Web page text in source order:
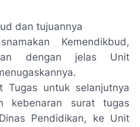
dan tujuannya
Kemendikbud,
dengan jelas Unit
Tugas untuk selanjutnya
kebenaran surat tugas
Pendidikan, ke Unit